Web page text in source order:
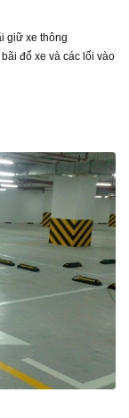
giữ xe thông
đổ xe và các lối vào